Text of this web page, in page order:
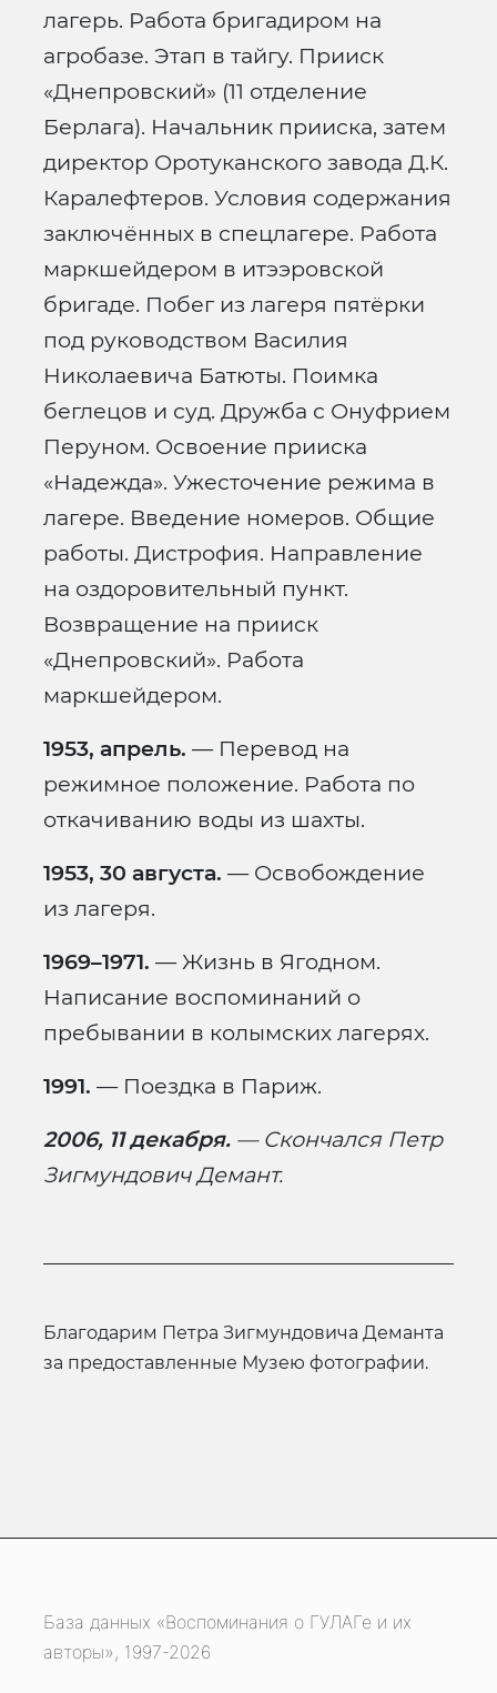
лагерь. Работа бригадиром на
агробазе. Этап в тайгу. Прииск
«Днепровский» (11 отделение
Берлага). Начальник прииска, затем
директор Оротуканского завода Д.К.
Каралефтеров. Условия содержания
заключённых в спецлагере. Работа
маркшейдером в итээровской
бригаде. Побег из лагеря пятёрки
под руководством Василия
Николаевича Батюты. Поимка
беглецов и суд. Дружба с Онуфрием
Перуном. Освоение прииска
«Надежда». Ужесточение режима в
лагере. Введение номеров. Общие
работы. Дистрофия. Направление
на оздоровительный пункт.
Возвращение на прииск
«Днепровский». Работа
маркшейдером.
1953, апрель. — Перевод на
режимное положение. Работа по
откачиванию воды из шахты.
1953, 30 августа. — Освобождение
из лагеря.
1969–1971. — Жизнь в Ягодном.
Написание воспоминаний о
пребывании в колымских лагерях.
1991. — Поездка в Париж.
2006, 11 декабря. — Скончался Петр
Зигмундович Демант.
Благодарим Петра Зигмундовича Деманта
за предоставленные Музею фотографии.
База данных «Воспоминания о ГУЛАГе и их
авторы», 1997-2026